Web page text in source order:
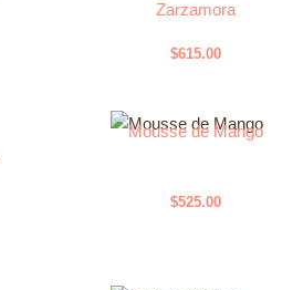
Zarzamora
$615.00
Mousse de Mango
$525.00